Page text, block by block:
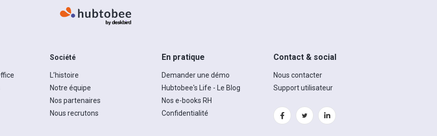
Société
L’histoire
Notre équipe
Nos partenaires
Nous recrutons
En pratique
Demander une démo
Hubtobee's Life - Le Blog
Nos e-books RH
Confidentialité
Contact & social
Nous contacter
Support utilisateur